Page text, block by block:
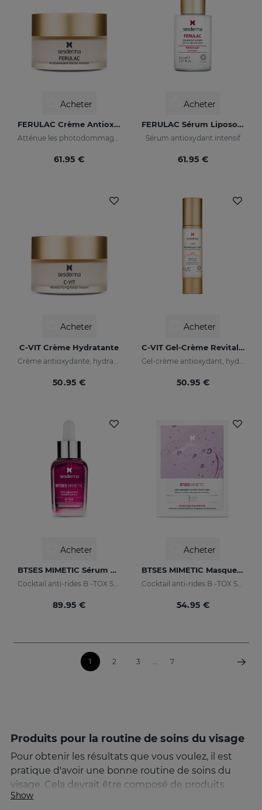
Acheter
FERULAC Crème Antioxydante
Atténue les photodommages graves
61.95 €
Acheter
FERULAC Sérum Liposomé
Sérum antioxydant intensif
61.95 €
Acheter
C-VIT Crème Hydratante
50.95 €
Acheter
C-VIT Gel-Crème Revitalisant
50.95 €
Acheter
BTSES MIMETIC Sérum Anti-Rides D'expression
Cocktail anti-rides B -TOX SYSTEM +
89.95 €
Acheter
BTSES MIMETIC Masque Facial
Cocktail anti-rides B -TOX SYSTEM +
54.95 €
1 2 3 ... 7
Produits pour la routine de soins du visage
Pour obtenir les résultats que vous voulez, il est
pratique d'avoir une bonne routine de soins du
visage. Cela devrait être composé de produits
spécifiques pour le visage qui comprennent le
Show